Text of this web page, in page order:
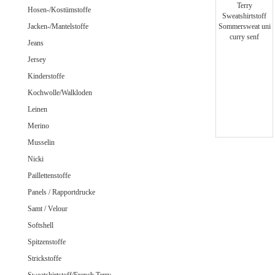
Hosen-/Kostümstoffe
Jacken-/Mantelstoffe
Jeans
Jersey
Kinderstoffe
Kochwolle/Walkloden
Leinen
Merino
Musselin
Nicki
Paillettenstoffe
Panels / Rapportdrucke
Samt / Velour
Softshell
Spitzenstoffe
Strickstoffe